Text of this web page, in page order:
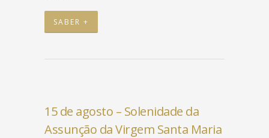
SABER +
15 de agosto – Solenidade da
Assunção da Virgem Santa Maria